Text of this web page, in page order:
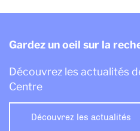
Gardez un oeil sur la
Découvrez les actualités
Centre
Découvrez les actualités